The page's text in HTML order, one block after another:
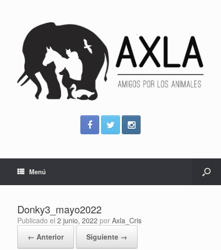
Menú
Donky3_mayo2022
Publicado el 2 junio, 2022 por Axla_Cris
← Anterior
Siguiente →